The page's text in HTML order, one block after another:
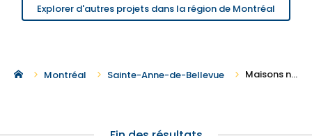
Explorer d'autres projets dans la région de Montréal
Montréal Sainte-Anne-de-Bellevue Maisons neuves à louer à Sainte-Anne-de-Bellevue